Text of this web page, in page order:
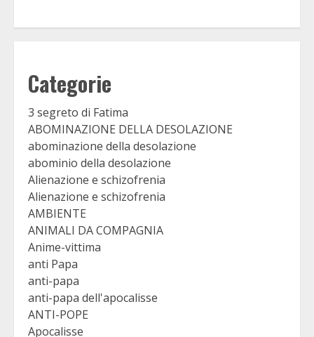
Categorie
3 segreto di Fatima
ABOMINAZIONE DELLA DESOLAZIONE
abominazione della desolazione
abominio della desolazione
Alienazione e schizofrenia
Alienazione e schizofrenia
AMBIENTE
ANIMALI DA COMPAGNIA
Anime-vittima
anti Papa
anti-papa
anti-papa dell'apocalisse
ANTI-POPE
Apocalisse